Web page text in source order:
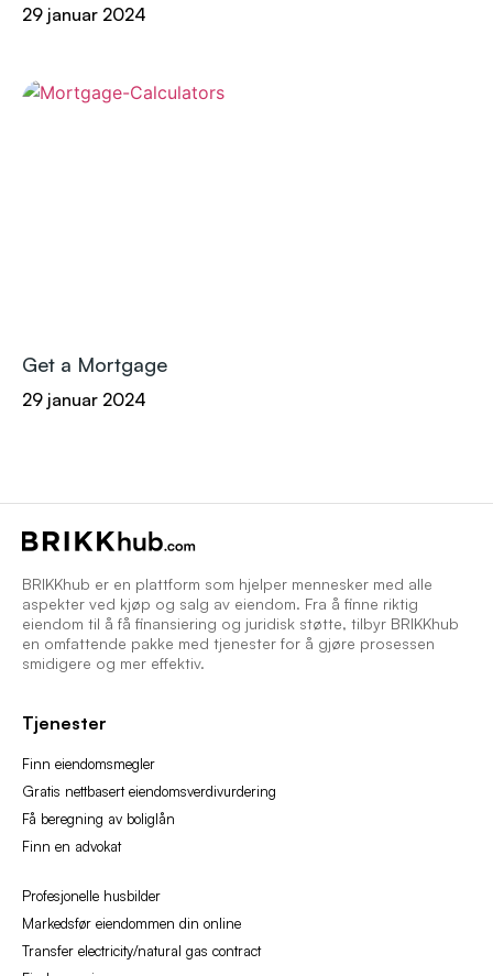
29 januar 2024
Get a Mortgage
29 januar 2024
BRIKKhub er en plattform som hjelper mennesker med alle
aspekter ved kjøp og salg av eiendom. Fra å finne riktig
eiendom til å få finansiering og juridisk støtte, tilbyr BRIKKhub
en omfattende pakke med tjenester for å gjøre prosessen
smidigere og mer effektiv.
Tjenester
Finn eiendomsmegler
Gratis nettbasert eiendomsverdivurdering
Få beregning av boliglån
Finn en advokat
Profesjonelle husbilder
Markedsfør eiendommen din online
Transfer electricity/natural gas contract